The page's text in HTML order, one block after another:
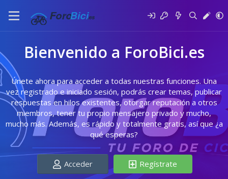
Bienvenido a ForoBici.es
Únete ahora para acceder a todas nuestras funciones. Una
vez registrado e iniciado sesión, podrás crear temas, publicar
respuestas en hilos existentes, otorgar reputación a otros
miembros, tener tu propio mensajero privado y mucho,
mucho más. Además, es rápido y totalmente gratis, así que ¿a
qué esperas?
Acceder Regístrate